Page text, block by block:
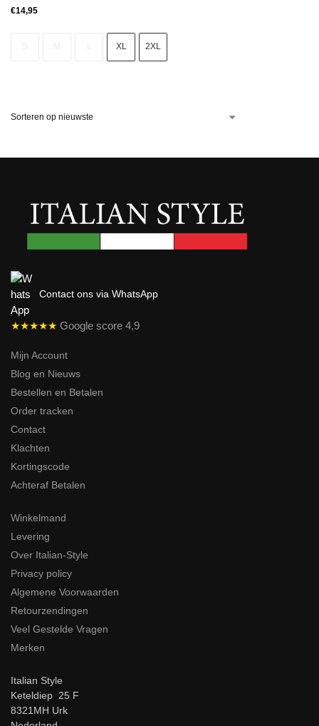
€14,95
XL 2XL
Contact ons via WhatsApp
★★★★★ Google score 4,9
Mijn Account
Blog en Nieuws
Bestellen en Betalen
Order tracken
Contact
Klachten
Kortingscode
Achteraf Betalen
Winkelmand
Levering
Over Italian-Style
Privacy policy
Algemene Voorwaarden
Retourzendingen
Veel Gestelde Vragen
Merken
Italian Style
Keteldiep 25 F
8321MH Urk